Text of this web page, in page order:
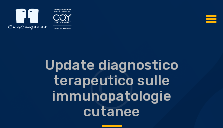
Update diagnostico
terapeutico sulle
immunopatologie
cutanee